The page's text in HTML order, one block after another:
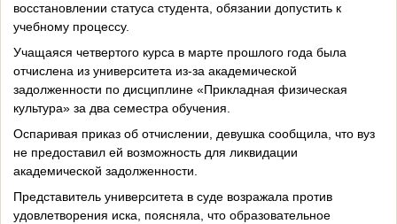
восстановлении статуса студента, обязании допустить к
учебному процессу.
Учащаяся четвертого курса в марте прошлого года была
отчислена из университета из-за академической
задолженности по дисциплине «Прикладная физическая
культура» за два семестра обучения.
Оспаривая приказ об отчислении, девушка сообщила, что вуз
не предоставил ей возможность для ликвидации
академической задолженности.
Представитель университета в суде возражала против
удовлетворения иска, поясняла, что образовательное